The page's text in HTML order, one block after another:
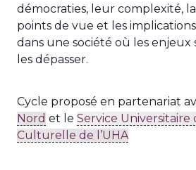
démocraties, leur complexité,
points de vue et les
dans une société où les enjeux
les dépasser.
Cycle proposé en partenariat
Nord et le Service Universitaire
Culturelle de l’UHA